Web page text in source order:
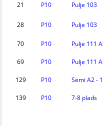
21 P10 Pulje 103
28 P10 Pulje 103
70 P10 Pulje 111 A
69 P10 Pulje 111 A
129 P10 Semi A2 - 1
139 P10 7-8 plads